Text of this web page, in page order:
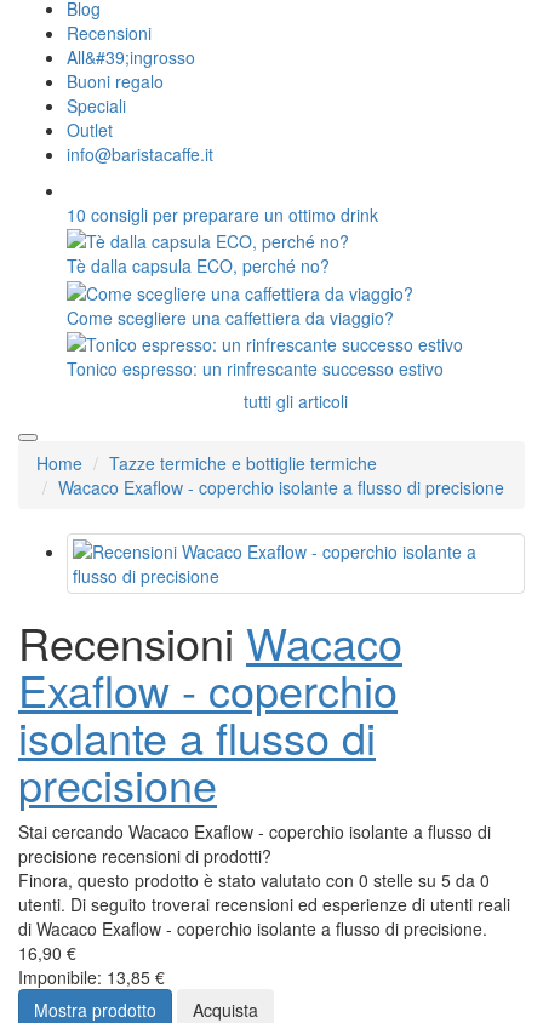
Blog
Recensioni
All&#39;ingrosso
Buoni regalo
Speciali
Outlet
info@baristacaffe.it
10 consigli per preparare un ottimo drink
Tè dalla capsula ECO, perché no?
Come scegliere una caffettiera da viaggio?
Tonico espresso: un rinfrescante successo estivo
tutti gli articoli
Home
Tazze termiche e bottiglie termiche
Wacaco Exaflow - coperchio isolante a flusso di precisione
Recensioni Wacaco
Exaflow - coperchio
isolante a flusso di
precisione
Stai cercando Wacaco Exaflow - coperchio isolante a flusso di
precisione recensioni di prodotti?
Finora, questo prodotto è stato valutato con 0 stelle su 5 da 0
utenti. Di seguito troverai recensioni ed esperienze di utenti reali
di Wacaco Exaflow - coperchio isolante a flusso di precisione.
16,90 €
Imponibile: 13,85 €
Mostra prodotto
Acquista